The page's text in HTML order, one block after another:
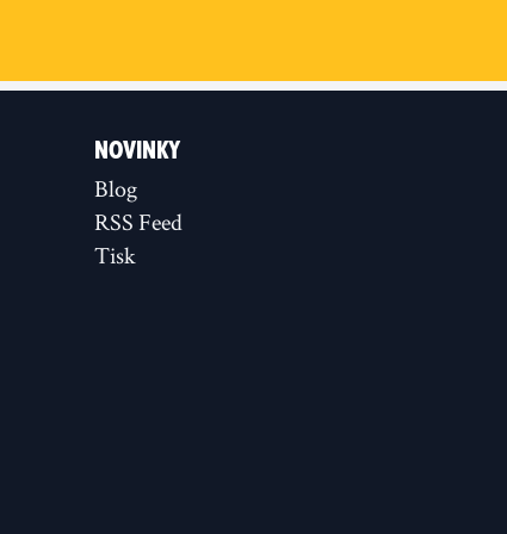
NOVINKY
Blog
RSS Feed
Tisk